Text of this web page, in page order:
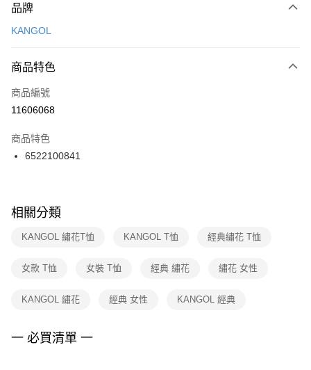
台灣樂天信用卡公司
【關於「AFTEE先享後付」】
便利好安心！
３．安心：先確認商品／服務後，再付款。
【「AFTEE先享後付」結帳流程】
１．於結帳方式選擇「AFTEE先享後付」後，將跳轉至「AFTEE先享後付」
２．訂單成立數日內，您將收到繳費通知簡訊。
３．收到繳費通知簡訊後14天內，點擊此簡訊中的連結，可透過四大超商／
ATM／網路銀行／等多元方式進行付款，方視為交易完成。
※ 交易是否成功請以「AFTEE先享後付 」之結帳頁面顯示為準，若有關於
是否繳費成功／繳費後需取消欲退款等相關疑問，請聯繫「AFTEE先享後付
客戶支援中心」https://netprotections.freshdesk.com/support/home
１．透過由恩沛科技股份有限公司提供之「AFTEE先享後付」服務完成之交
權轉讓予恩沛科技股份有限公司。
３．未成年的使用者請事先徵得法定代理人或監護人之同意方可使用
「AFTEE先享後付」，若未經同意申辦者引起之損失，本公司不負相關責
運送方式
每筆NT$100，滿NT$1,500(含以上)免運費
宅配
每筆NT$100，滿NT$1,500(含以上)免運費
付款後門市自取
每筆NT$100，滿NT$1,500(含以上)免運費
品牌
KANGOL
商品特色
商品編號
11606068
商品特色
6522100841
相關分類
KANGOL 繡花T恤 KANGOL T恤 經典繡花 T恤
女款 T恤 女裝 T恤 經典 繡花 繡花 女性
KANGOL 繡花 經典 女性 KANGOL 經典
一 必買清單 一